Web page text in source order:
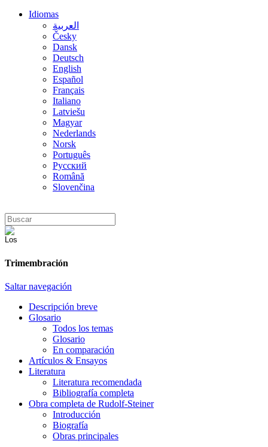
Idiomas
العربية
Česky
Dansk
Deutsch
English
Español
Français
Italiano
Latviešu
Magyar
Nederlands
Norsk
Português
Русский
Română
Slovenčina
Trimembración
Saltar navegación
Descripción breve
Glosario
Todos los temas
Glosario
En comparación
Artículos & Ensayos
Literatura
Literatura recomendada
Bibliografía completa
Obra completa de Rudolf-Steiner
Introducción
Biografía
Obras principales